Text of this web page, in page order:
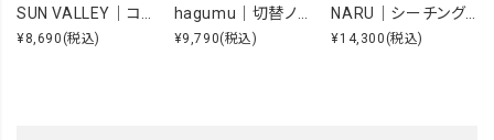
¥8,690 (税込) ¥9,790(税込)
NARU｜シーチングハンドワッシャーノッポパンツ [[643855BE]][C]
¥14,300 (税込)